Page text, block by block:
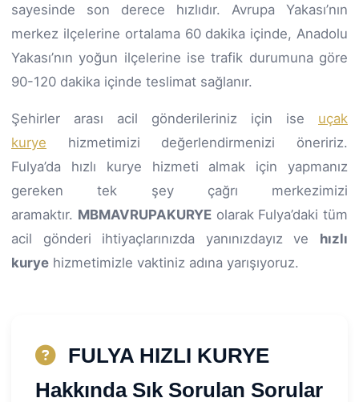
sayesinde son derece hızlıdır. Avrupa Yakası’nın
merkez ilçelerine ortalama 60 dakika içinde, Anadolu
Yakası’nın yoğun ilçelerine ise trafik durumuna göre
90-120 dakika içinde teslimat sağlanır.
Şehirler arası acil gönderileriniz için ise uçak
kurye hizmetimizi değerlendirmenizi öneririz.
Fulya’da hızlı kurye hizmeti almak için yapmanız
gereken tek şey çağrı merkezimizi
aramaktır. MBMAVRUPAKURYEolarak Fulya’daki tüm
acil gönderi ihtiyaçlarınızda yanınızdayız ve hızlı
kurye hizmetimizle vaktiniz adına yarışıyoruz.
FULYA HIZLI KURYE
Hakkında Sık Sorulan Sorular